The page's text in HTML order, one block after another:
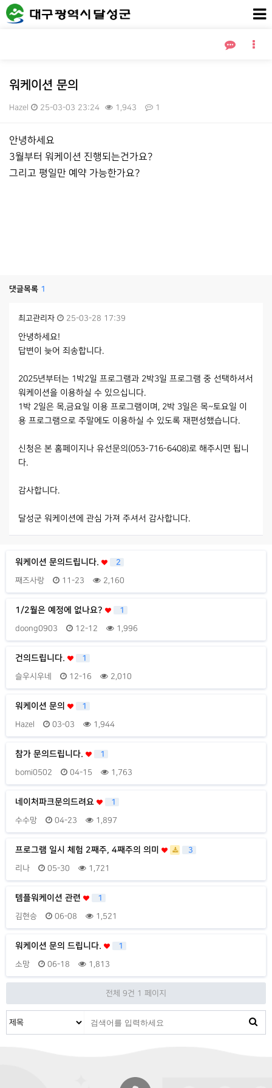
워케이션 문의
Hazel 25-03-03 23:24 1,943 1
본문
안녕하세요
3월부터 워케이션 진행되는건가요?
그리고 평일만 예약 가능한가요?
댓글목록 1
최고관리자 25-03-28 17:39
안녕하세요!
답변이 늦어 죄송합니다.
2025년부터는 1박2일 프로그램과 2박3일 프로그램 중 선택하셔서
워케이션을 이용하실 수 있으십니다.
1박 2일은 목,금요일 이용 프로그램이며, 2박 3일은 목~토요일 이
용 프로그램으로 주말에도 이용하실 수 있도록 재편성했습니다.
신청은 본 홈페이지나 유선문의(053-716-6408)로 해주시면 됩니
다.
감사합니다.
달성군 워케이션에 관심 가져 주셔서 감사합니다.
워케이션 문의드립니다. 2
째즈사랑 11-23 2,160
1/2월은 예정에 없나요? 1
doong0903 12-12 1,996
건의드립니다. 1
슬우시우네 12-16 2,010
워케이션 문의 1
Hazel 03-03 1,944
참가 문의드립니다. 1
bomi0502 04-15 1,763
네이처파크문의드려요 1
수수망 04-23 1,897
프로그램 일시 체험 2째주, 4째주의 의미 3
리나 05-30 1,721
템플워케이션 관련 1
김현승 06-08 1,521
워케이션 문의 드립니다. 1
소망 06-18 1,813
전체 9건 1 페이지